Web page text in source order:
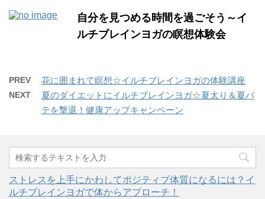
自分を見つめる時間を過ごそう～イ
ルチブレインヨガの瞑想体験会
PREV 花に囲まれて瞑想☆イルチブレインヨガの体験講座
NEXT
夏のダイエットにイルチブレインヨガ☆夏太り＆夏バ
テを撃退！健康アップキャンペーン
ストレスを上手にかわしてポジティブ体質になるには？イ
ルチブレインヨガで体からアプローチ！